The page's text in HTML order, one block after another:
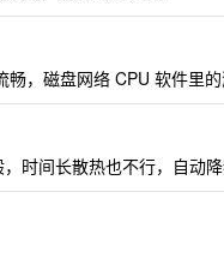
，磁盘网络 CPU 软件里
时间长散热也不行，自动